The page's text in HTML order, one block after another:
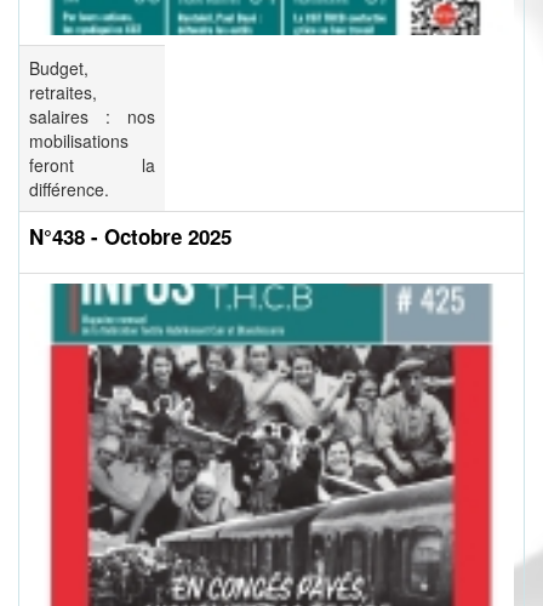
Budget,
retraites,
salaires : nos
mobilisations
feront la
différence.
N°438 - Octobre 2025